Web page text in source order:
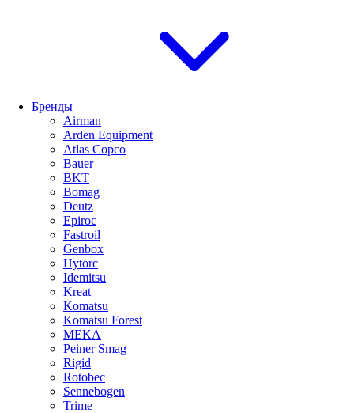
Бренды
Airman
Arden Equipment
Atlas Сopco
Bauer
BKT
Bomag
Deutz
Epiroc
Fastroil
Genbox
Hytorc
Idemitsu
Kreat
Komatsu
Komatsu Forest
MEKA
Peiner Smag
Rigid
Rotobec
Sennebogen
Trime